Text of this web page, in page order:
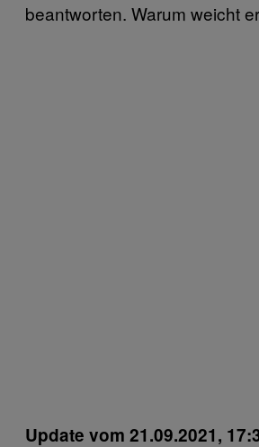
beantworten. Warum weicht
Update vom 21.09.2021,